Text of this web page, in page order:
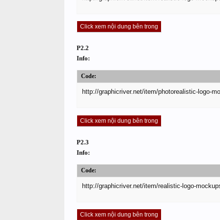
Click xem nội dung bên trong
P2.2
Info:
Code:
http://graphicriver.net/item/photorealistic-logo-
Click xem nội dung bên trong
P2.3
Info:
Code:
http://graphicriver.net/item/realistic-logo-
Click xem nội dung bên trong